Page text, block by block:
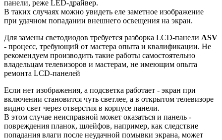
панели, реже LED-драйвер.
В таких случаях можно увидеть еле заметное изображение
при удачном попадании внешнего освещения на экран.
Для замены светодиодов требуется разборка LCD-панели ASV
- процесс, требующий от мастера опыта и квалификации. Не
рекомендуем производить такие работы самостоятельно
владельцам телевизоров и мастерам, не имеющим опыта
ремонта LCD-панелей
Если нет изображения, а подсветка работает - экран при
включении становится чуть светлее, а в открытом телевизоре
видно свет через отверстия в корпусе панели.
В этом случае неисправной может оказаться и панель -
повреждения планок, шлейфов, например, как следствие
попадания влаги после неудачной помывки экрана, может